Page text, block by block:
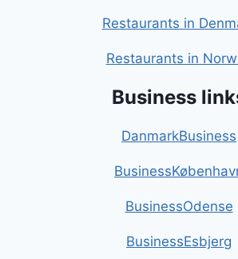
Restaurants in
Restaurants in
Business
DanmarkBusiness
BusinessOdense
BusinessEsbjerg